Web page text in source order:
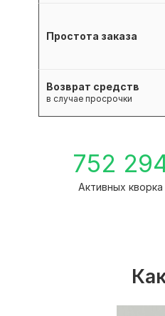
Простота заказа
Возврат средств
в случае просрочки
752
Активных кворка